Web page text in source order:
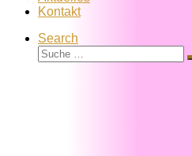
Kontakt
Search
Suche